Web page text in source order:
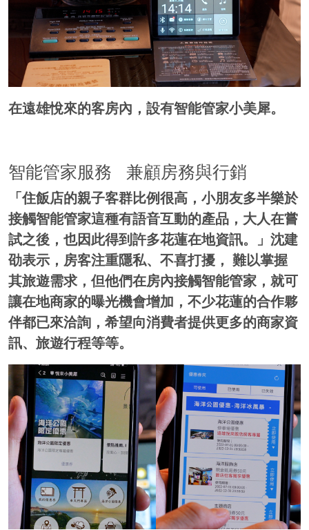
在遠雄悅來的客房內，設有智能管家小美犀。
智能管家服務 兼顧房務與行銷
「住飯店的親子客群比例很高，小朋友多半樂於
接觸智能管家這種有語音互動的產品，大人在嘗
試之後，也因此得到許多花蓮在地資訊。」沈建
劭表示，房客注重隱私、不喜打擾， 難以掌握
其旅遊需求，但他們在房內接觸智能管家，就可
讓在地商家的曝光機會增加，不少花蓮的合作夥
伴都已來洽詢，希望向消費者提供更多的商家資
訊、旅遊行程等等。